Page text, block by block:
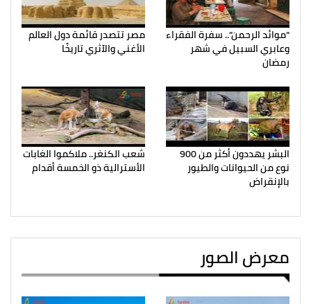
"موائد الرحمن".. سفرة الفقراء
وعابري السبيل في شهر
رمضان
مصر تتصدر قائمة دول العالم
الأغني والآثري تاريخًا
البشر يهددون أكثر من 900
نوع من الحيوانات والطيور
بالإنقراض
شعب الكنغر.. ملاكموا الغابات
الأسترالية ذو الخمسة أقدام
معرض الصور